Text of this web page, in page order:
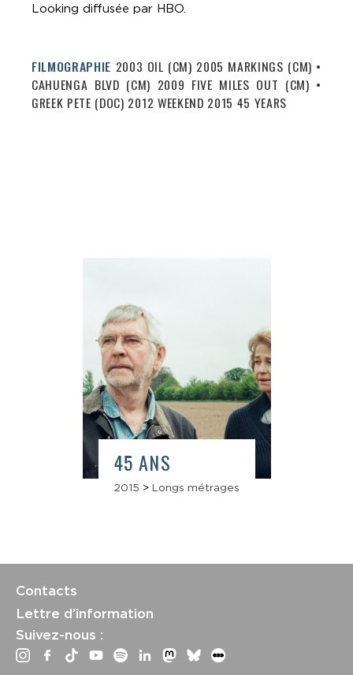
Looking diffusée par HBO.
FILMOGRAPHIE 2003 OIL (CM) 2005 MARKINGS (CM) •
CAHUENGA BLVD (CM) 2009 FIVE MILES OUT (CM) •
GREEK PETE (DOC) 2012 WEEKEND 2015 45 YEARS
45 ANS
2015 > Longs métrages
Contacts
Lettre d’information
Suivez-nous :